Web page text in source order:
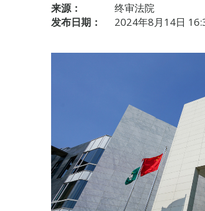
来源：
终审法院
发布日期：
2024年8月14日